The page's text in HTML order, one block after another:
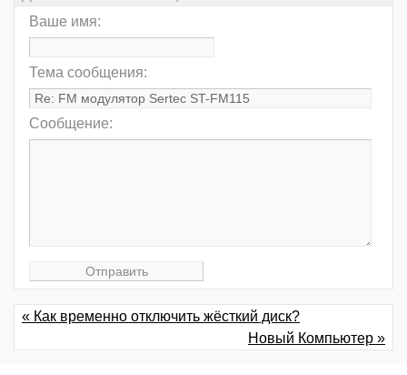
Ваше имя:
Тема сообщения:
Сообщение:
« Как временно отключить жёсткий диск?
Новый Компьютер »